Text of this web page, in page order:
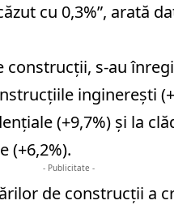
cu 0,3%”, arată
construcţii, s-au
inginereşti
(+9,7%) şi la
(+6,2%).
- Publicitate -
de construcţii a